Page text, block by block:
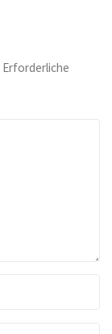
Erforderliche